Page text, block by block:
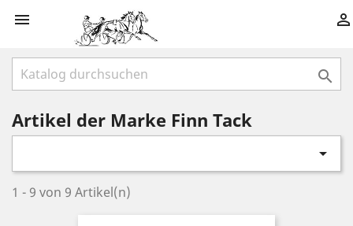
 

Artikel der Marke Finn Tack

1 - 9 von 9 Artikel(n)